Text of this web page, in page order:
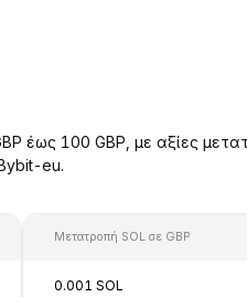
έως 100 GBP, με αξίες
eu.
Μετατροπή SOL σε GBP
0.001 SOL